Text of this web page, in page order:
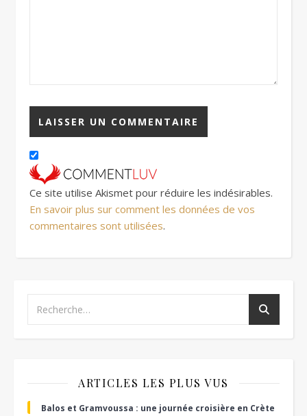
Ce site utilise Akismet pour réduire les indésirables.
En savoir plus sur comment les données de vos
commentaires sont utilisées.
ARTICLES LES PLUS VUS
Balos et Gramvoussa : une journée croisière en Crète